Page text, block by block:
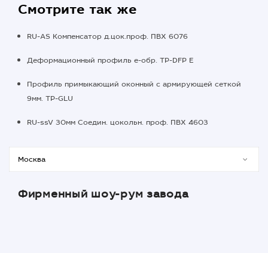
Смотрите так же
RU-AS Компенсатор д.цок.проф. ПВХ 6076
Деформационный профиль е-обр. TP-DFP E
Профиль примыкающий оконный с армирующей сеткой
9мм. TP-GLU
RU-ssV 30мм Соедин. цокольн. проф. ПВХ 4603
Фирменный шоу-рум завода